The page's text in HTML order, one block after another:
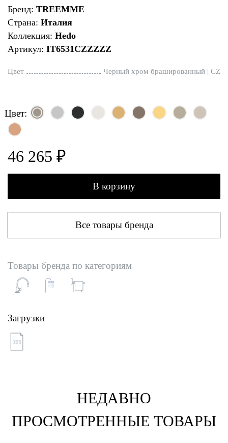
Бренд: TREEMME
Страна: Италия
Коллекция: Hedo
Артикул: IT6531CZZZZZ
Цвет Черный хром брашированный | CZ
Цвет:
46 265 ₽
В корзину
Все товары бренда
Товары бренда по категориям
Загрузки
3DS
НЕДАВНО
ПРОСМОТРЕННЫЕ ТОВАРЫ